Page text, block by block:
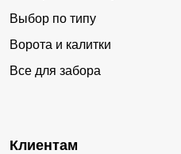
Выбор по типу
Ворота и калитки
Все для забора
Клиентам